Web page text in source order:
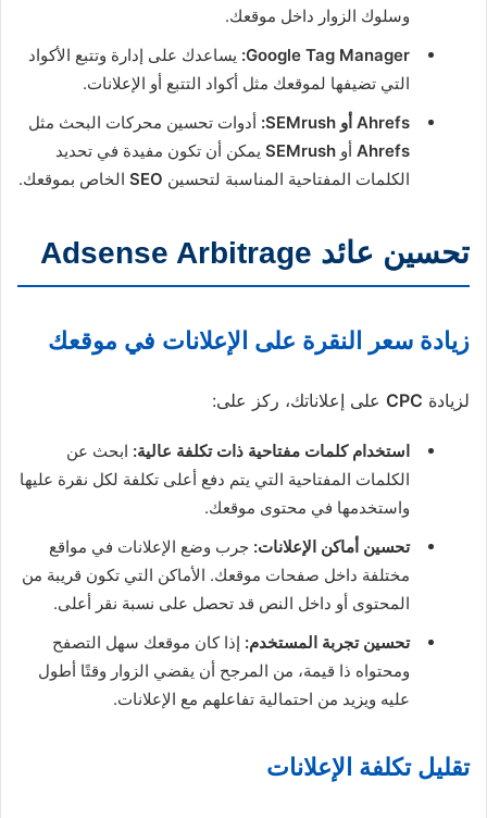
وسلوك الزوار داخل موقعك.
Google Tag Manager: يساعدك على إدارة وتتبع الأكواد
التي تضيفها لموقعك مثل أكواد التتبع أو الإعلانات.
Ahrefs أو SEMrush:
أدوات تحسين محركات البحث مثل
Ahrefs أو SEMrush يمكن أن تكون مفيدة في تحديد
الكلمات المفتاحية المناسبة لتحسين SEO الخاص بموقعك.
تحسين عائد Adsense Arbitrage
زيادة سعر النقرة على الإعلانات في موقعك
لزيادة CPC على إعلاناتك، ركز على:
استخدام كلمات مفتاحية ذات تكلفة عالية: ابحث عن
الكلمات المفتاحية التي يتم دفع أعلى تكلفة لكل نقرة عليها
واستخدمها في محتوى موقعك.
تحسين أماكن الإعلانات: جرب وضع الإعلانات في مواقع
مختلفة داخل صفحات موقعك. الأماكن التي تكون قريبة من
المحتوى أو داخل النص قد تحصل على نسبة نقر أعلى.
تحسين تجربة المستخدم: إذا كان موقعك سهل التصفح
ومحتواه ذا قيمة، من المرجح أن يقضي الزوار وقتًا أطول
عليه ويزيد من احتمالية تفاعلهم مع الإعلانات.
تقليل تكلفة الإعلانات